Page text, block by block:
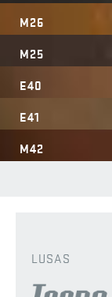
M26
M25
E40
E41
M42
LUSAS